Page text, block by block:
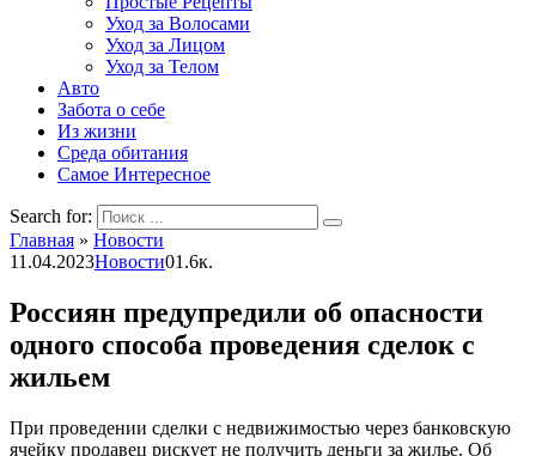
Уход за Волосами
Уход за Лицом
Уход за Телом
Авто
Забота о себе
Из жизни
Среда обитания
Самое Интересное
Search for:
Главная » Новости
11.04.2023Новости01.6к.
Россиян предупредили об опасности
одного способа проведения сделок с
жильем
При проведении сделки с недвижимостью через банковскую
ячейку продавец рискует не получить деньги за жилье. Об